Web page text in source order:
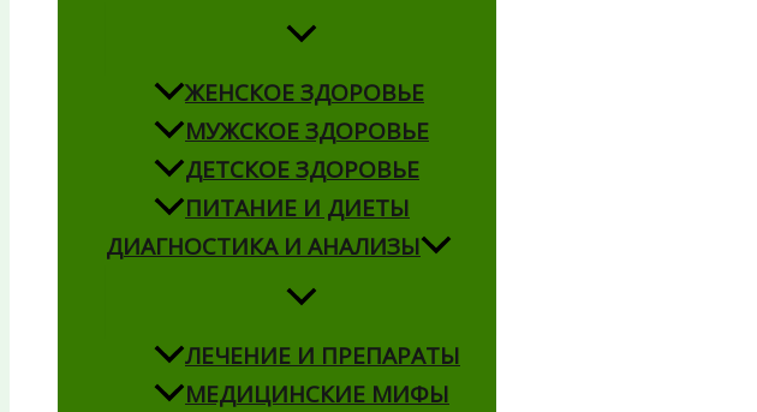
ЖЕНСКОЕ ЗДОРОВЬЕ
МУЖСКОЕ ЗДОРОВЬЕ
ДЕТСКОЕ ЗДОРОВЬЕ
ПИТАНИЕ И ДИЕТЫ
ДИАГНОСТИКА И АНАЛИЗЫ
ЛЕЧЕНИЕ И ПРЕПАРАТЫ
МЕДИЦИНСКИЕ МИФЫ